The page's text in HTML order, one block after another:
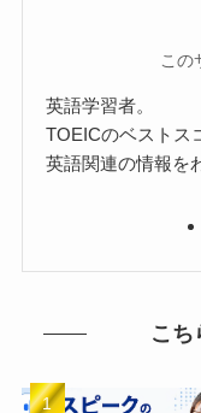
この
英語学習者。
TOEICのベストス
英語関連の情報を
こち